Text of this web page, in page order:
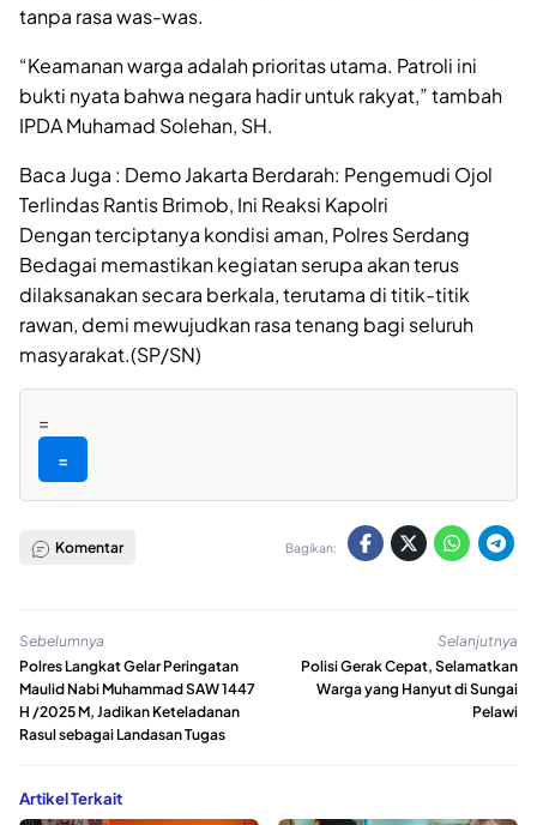
tanpa rasa was-was.
“Keamanan warga adalah prioritas utama. Patroli ini
bukti nyata bahwa negara hadir untuk rakyat,” tambah
IPDA Muhamad Solehan, SH.
Baca Juga : Demo Jakarta Berdarah: Pengemudi Ojol
Terlindas Rantis Brimob, Ini Reaksi Kapolri
Dengan terciptanya kondisi aman, Polres Serdang
Bedagai memastikan kegiatan serupa akan terus
dilaksanakan secara berkala, terutama di titik-titik
rawan, demi mewujudkan rasa tenang bagi seluruh
masyarakat.(SP/SN)
=
=
Komentar Bagikan:
Sebelumnya
Polres Langkat Gelar Peringatan
Maulid Nabi Muhammad SAW 1447
H /2025 M, Jadikan Keteladanan
Rasul sebagai Landasan Tugas
Selanjutnya
Polisi Gerak Cepat, Selamatkan
Warga yang Hanyut di Sungai
Pelawi
Artikel Terkait